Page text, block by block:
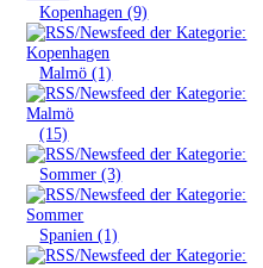
»Kopenhagen (9)
»Malmö (1)
»(15)
Sommer (3)
Spanien (1)